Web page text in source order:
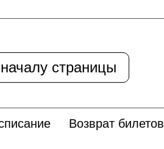
страницы
Возврат билетов